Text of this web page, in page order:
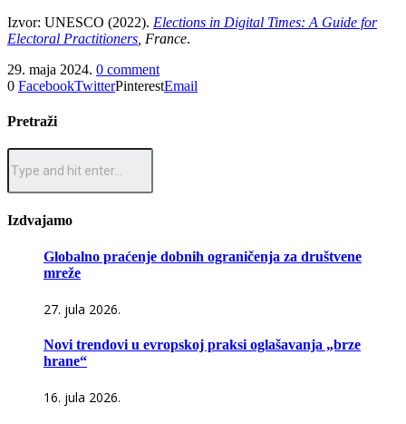
Izvor: UNESCO (2022). Elections in Digital Times: A Guide for
Electoral Practitioners , France.
29. maja 2024. 0 comment
0 FacebookTwitterPinterestEmail
Pretraži
Izdvajamo
Globalno praćenje dobnih ograničenja za društvene
mreže
27. jula 2026.
Novi trendovi u evropskoj praksi oglašavanja „brze
hrane“
16. jula 2026.